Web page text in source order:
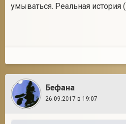
умываться. Реальная история (
Бефана
26.09.2017 в 19:07